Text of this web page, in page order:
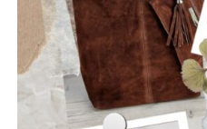
ρωγμές της
ανάμεσα στο εναλλακτικό
ωμή ενέργεια της σκηνής,
μουσική που μιλά για την
και την ανάγκη για αλήθεια.